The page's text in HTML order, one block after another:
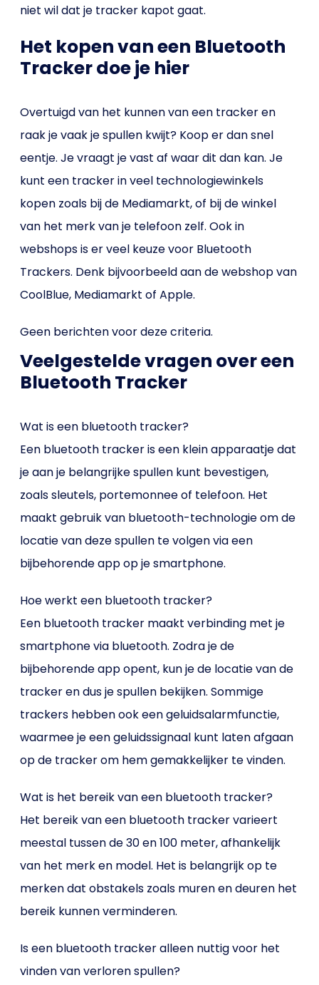
niet wil dat je tracker kapot gaat.
Het kopen van een Bluetooth
Tracker doe je hier
Overtuigd van het kunnen van een tracker en
raak je vaak je spullen kwijt? Koop er dan snel
eentje. Je vraagt je vast af waar dit dan kan. Je
kunt een tracker in veel technologiewinkels
kopen zoals bij de Mediamarkt, of bij de winkel
van het merk van je telefoon zelf. Ook in
webshops is er veel keuze voor Bluetooth
Trackers. Denk bijvoorbeeld aan de webshop van
CoolBlue, Mediamarkt of Apple.
Geen berichten voor deze criteria.
Veelgestelde vragen over een
Bluetooth Tracker
Wat is een bluetooth tracker?
Een bluetooth tracker is een klein apparaatje dat
je aan je belangrijke spullen kunt bevestigen,
zoals sleutels, portemonnee of telefoon. Het
maakt gebruik van bluetooth-technologie om de
locatie van deze spullen te volgen via een
bijbehorende app op je smartphone.
Hoe werkt een bluetooth tracker?
Een bluetooth tracker maakt verbinding met je
smartphone via bluetooth. Zodra je de
bijbehorende app opent, kun je de locatie van de
tracker en dus je spullen bekijken. Sommige
trackers hebben ook een geluidsalarmfunctie,
waarmee je een geluidssignaal kunt laten afgaan
op de tracker om hem gemakkelijker te vinden.
Wat is het bereik van een bluetooth tracker?
Het bereik van een bluetooth tracker varieert
meestal tussen de 30 en 100 meter, afhankelijk
van het merk en model. Het is belangrijk op te
merken dat obstakels zoals muren en deuren het
bereik kunnen verminderen.
Is een bluetooth tracker alleen nuttig voor het
vinden van verloren spullen?